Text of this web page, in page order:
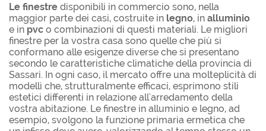
Le finestre disponibili in commercio sono, nella
maggior parte dei casi, costruite in legno, in alluminio
e in pvc o combinazioni di questi materiali. Le migliori
finestre per la vostra casa sono quelle che più si
conformano alle esigenze diverse che si presentano
secondo le caratteristiche climatiche della provincia di
Sassari. In ogni caso, il mercato offre una molteplicità di
modelli che, strutturalmente efficaci, esprimono stili
estetici differenti in relazione all'arredamento della
vostra abitazione. Le finestre in alluminio e legno, ad
esempio, svolgono la funzione primaria ermetica che